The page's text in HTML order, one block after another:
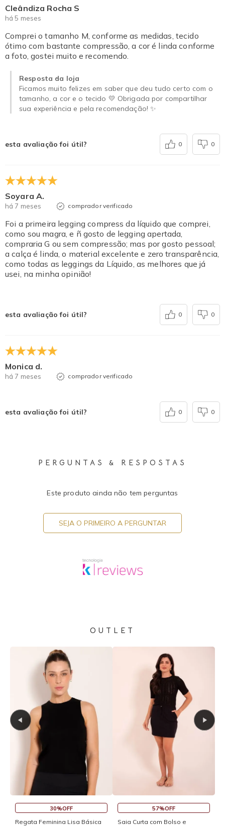
Cleândiza Rocha S
há 5 meses
Comprei o tamanho M, conforme as medidas, tecido
ótimo com bastante compressão, a cor é linda conforme
a foto, gostei muito e recomendo.
Resposta da loja
Ficamos muito felizes em saber que deu tudo certo com o
tamanho, a cor e o tecido 💛 Obrigada por compartilhar
sua experiência e pela recomendação! ✨
esta avaliação foi útil? 0 0
Soyara A.
há 7 meses comprador verificado
Foi a primeira legging compress da líquido que comprei,
como sou magra, e ñ gosto de legging apertada,
compraria G ou sem compressão; mas por gosto pessoal;
a calça é linda, o material excelente e zero transparência,
como todas as leggings da Líquido, as melhores que já
usei, na minha opinião!
esta avaliação foi útil? 0 0
Monica d.
há 7 meses comprador verificado
esta avaliação foi útil? 0 0
PERGUNTAS & RESPOSTAS
Este produto ainda não tem perguntas
SEJA O PRIMEIRO A PERGUNTAR
OUTLET
30%OFF
Regata Feminina Lisa Básica
57%OFF
Saia Curta com Bolso e